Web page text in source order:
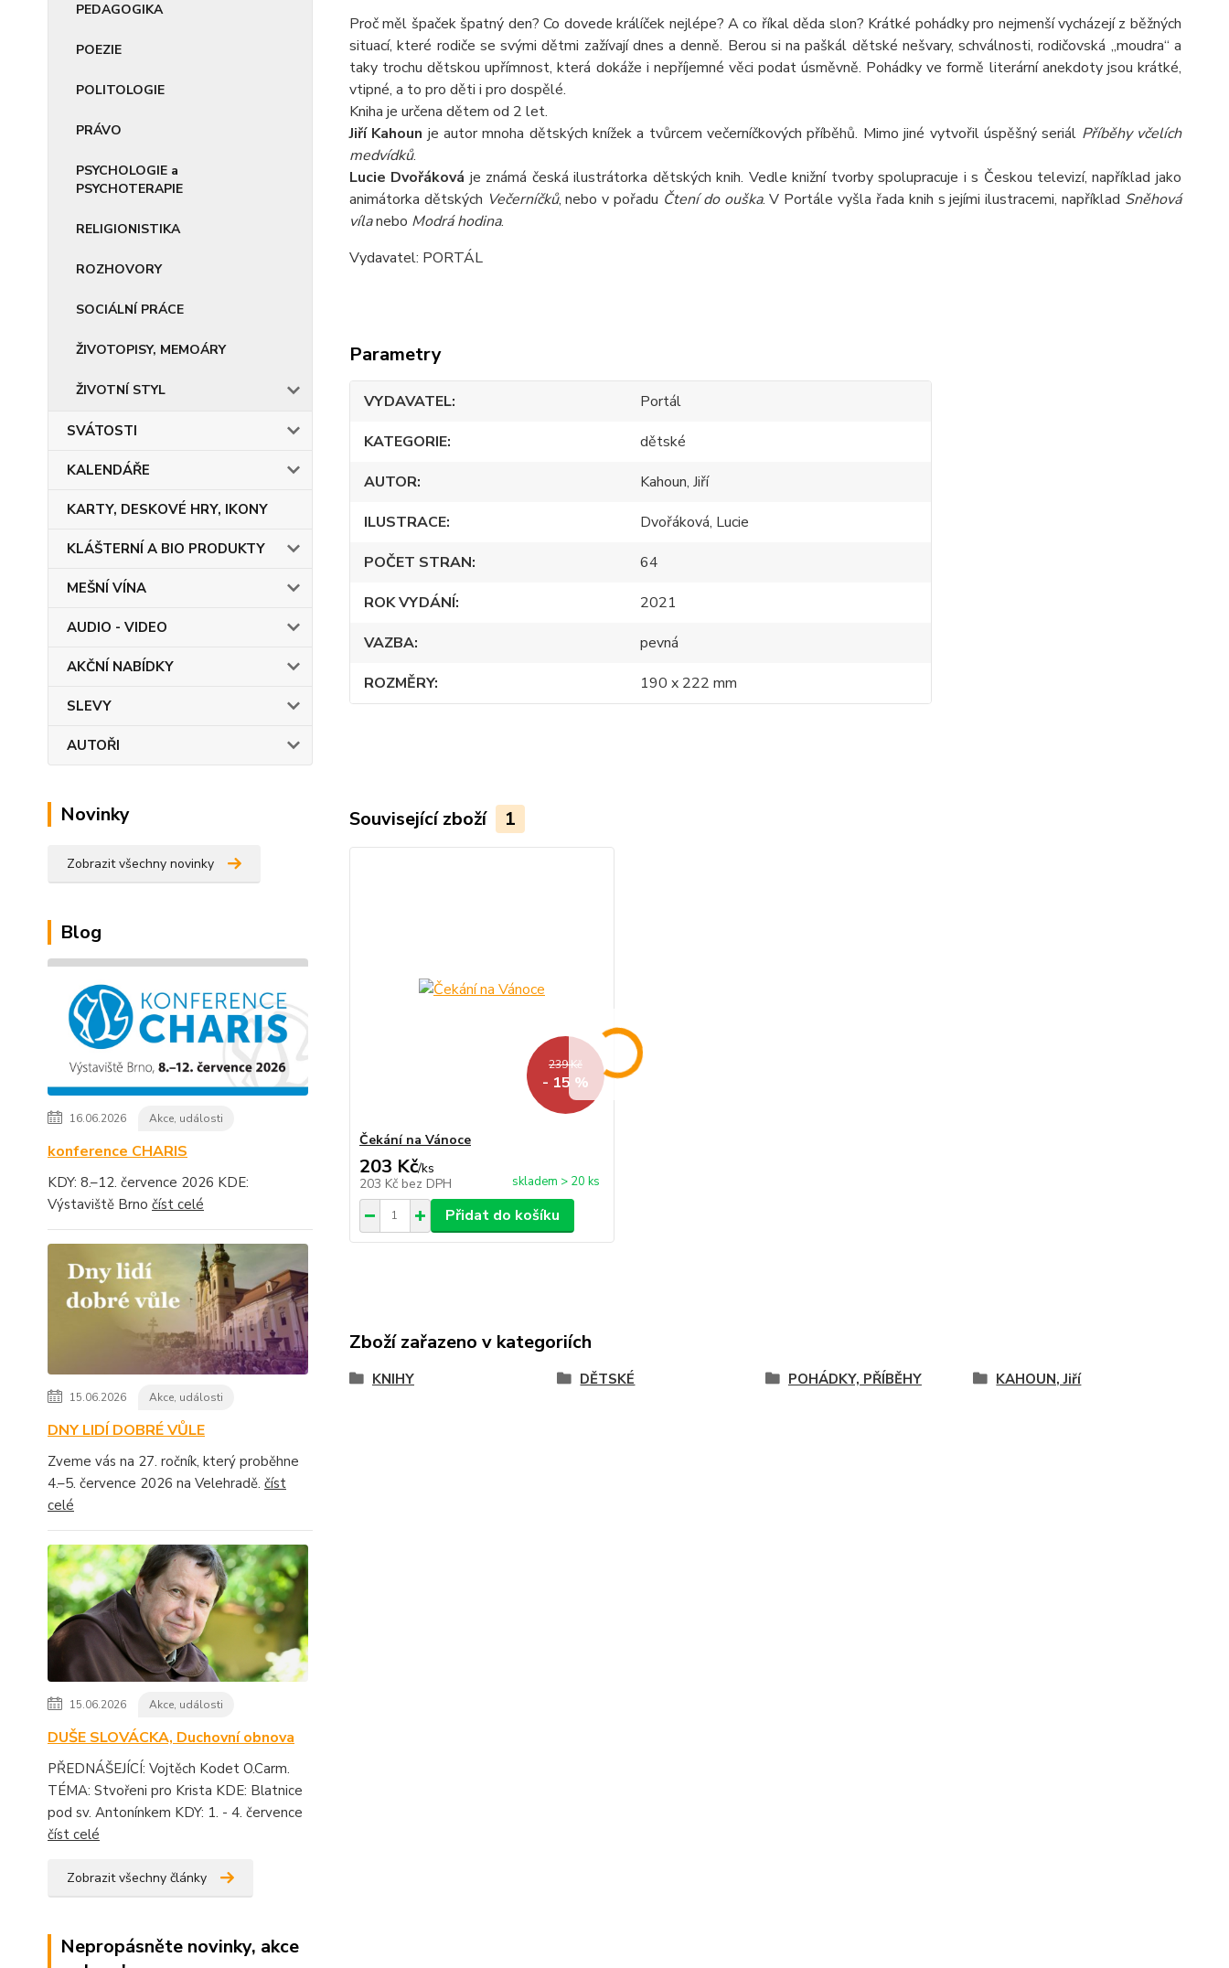
PEDAGOGIKA
POEZIE
POLITOLOGIE
PRÁVO
PSYCHOLOGIE a
PSYCHOTERAPIE
RELIGIONISTIKA
ROZHOVORY
SOCIÁLNÍ PRÁCE
ŽIVOTOPISY, MEMOÁRY
ŽIVOTNÍ STYL
SVÁTOSTI
KALENDÁŘE
KARTY, DESKOVÉ HRY, IKONY
KLÁŠTERNÍ A BIO PRODUKTY
MEŠNÍ VÍNA
AUDIO - VIDEO
AKČNÍ NABÍDKY
SLEVY
AUTOŘI
Novinky
Zobrazit všechny novinky
Blog
16.06.2026 Akce, události
konference CHARIS
KDY: 8.–12. července 2026 KDE:
Výstaviště Brno číst celé
15.06.2026 Akce, události
DNY LIDÍ DOBRÉ VŮLE
Zveme vás na 27. ročník, který proběhne
4.–5. července 2026 na Velehradě. číst
celé
15.06.2026 Akce, události
DUŠE SLOVÁCKA, Duchovní obnova
PŘEDNÁŠEJÍCÍ: Vojtěch Kodet O.Carm.
TÉMA: Stvořeni pro Krista KDE: Blatnice
pod sv. Antonínkem KDY: 1. - 4. července
číst celé
Zobrazit všechny články
Nepropásněte novinky, akce
Proč měl špaček špatný den? Co dovede králíček nejlépe? A co říkal děda slon? Krátké pohádky pro nejmenší vycházejí z běžných
situací, které rodiče se svými dětmi zažívají dnes a denně. Berou si na paškál dětské nešvary, schválnosti, rodičovská „moudra“ a
taky trochu dětskou upřímnost, která dokáže i nepříjemné věci podat úsměvně. Pohádky ve formě literární anekdoty jsou krátké,
vtipné, a to pro děti i pro dospělé.
Kniha je určena dětem od 2 let.
Jiří Kahoun je autor mnoha dětských knížek a tvůrcem večerníčkových příběhů. Mimo jiné vytvořil úspěšný seriál Příběhy včelích
medvídků.
Lucie Dvořáková je známá česká ilustrátorka dětských knih. Vedle knižní tvorby spolupracuje i s Českou televizí, například jako
animátorka dětských Večerníčků, nebo v pořadu Čtení do ouška. V Portále vyšla řada knih s jejími ilustracemi, například Sněhová
vílanebo Modrá hodina.
Vydavatel: PORTÁL
Parametry
VYDAVATEL
Portál
KATEGORIE
dětské
AUTOR
Kahoun, Jiří
ILUSTRACE
Dvořáková, Lucie
POČET STRAN
64
ROK VYDÁNÍ
2021
VAZBA
pevná
ROZMĚRY
190 x 222 mm
Související zboží 1
239 Kč
- 15 %
Čekání na Vánoce
203 Kč/ks
203 Kč bez DPH skladem > 20 ks
Přidat do košíku
Zboží zařazeno v kategoriích
KNIHY DĚTSKÉ POHÁDKY, PŘÍBĚHY KAHOUN, Jiří